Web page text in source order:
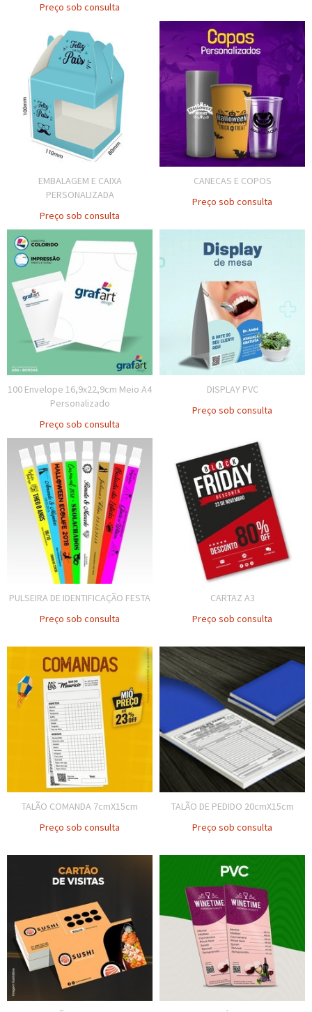
Preço sob consulta
EMBALAGEM E CAIXA
PERSONALIZADA
Preço sob consulta
CANECAS E COPOS
Preço sob consulta
100 Envelope 16,9x22,9cm Meio A4
Personalizado
Preço sob consulta
DISPLAY PVC
Preço sob consulta
PULSEIRA DE IDENTIFICAÇÃO FESTA
Preço sob consulta
CARTAZ A3
Preço sob consulta
TALÃO COMANDA 7cmX15cm
Preço sob consulta
TALÃO DE PEDIDO 20cmX15cm
Preço sob consulta